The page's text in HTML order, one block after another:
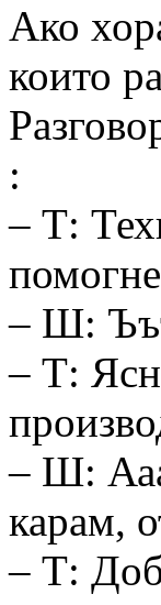
Ако
които
:
– Т:
– Ш:
– Т:
– Ш:
карам,
– Т: